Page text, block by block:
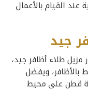
عند القيام بالأعمال
جيد
طلاء أظافر جيد،
بالأظافر، ويفضل
قطن على محيط